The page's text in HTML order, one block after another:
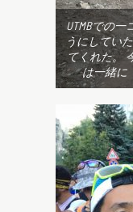
UTMBでの
うにしてい
てくれた。
は一緒に・